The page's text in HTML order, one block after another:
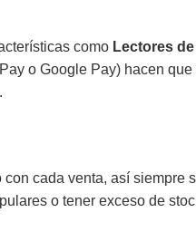
como Lectores
o Google Pay) hacen que
cada venta, así siempre
o tener exceso de